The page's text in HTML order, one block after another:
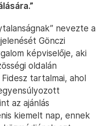
nevezte a
Gönczi
képviselője, aki
oldalán
tartalmai, ahol
az ajánlás
kiemelt nap, ennek